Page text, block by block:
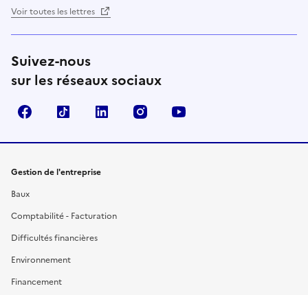
Voir toutes les lettres
Suivez-nous
sur les réseaux sociaux
FacebookTikTok Linkedin Instagram
Gestion de l'entreprise
Baux
Comptabilité - Facturation
Difficultés financières
Environnement
Financement